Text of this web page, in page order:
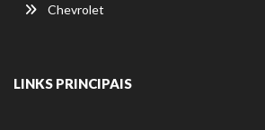
Chevrolet
LINKS PRINCIPAIS